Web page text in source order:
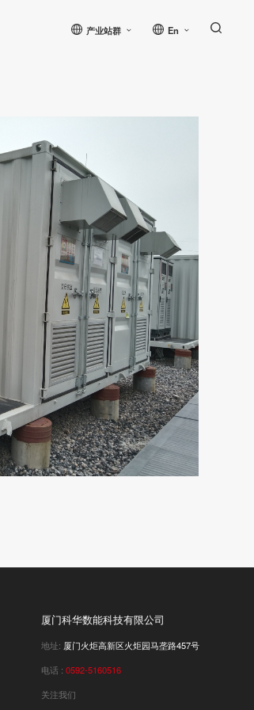
产业站群 En
厦门科华数能科技有限公司
地址: 厦门火炬高新区火炬园马垄路457号
电话 : 0592-5160516
关注我们